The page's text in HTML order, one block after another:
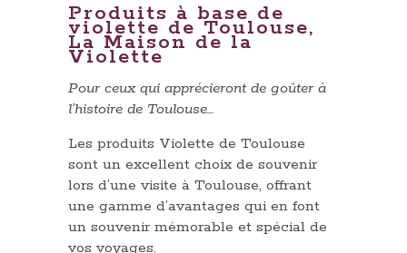
Produits à base de
violette de Toulouse,
La Maison de la
Violette
Pour ceux qui apprécieront de goûter à
l’histoire de Toulouse…
Les produits Violette de Toulouse
sont un excellent choix de souvenir
lors d’une visite à Toulouse, offrant
une gamme d’avantages qui en font
un souvenir mémorable et spécial de
vos voyages.